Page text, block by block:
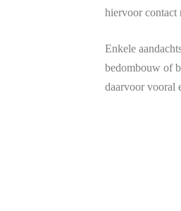
hiervoor contact
Enkele
bedombouw of
daarvoor vooral